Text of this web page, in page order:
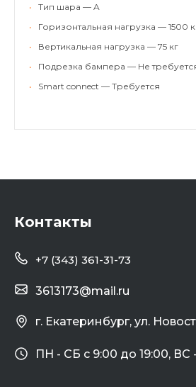
•
Тип шара — A
•
Горизонтальная нагрузка — 1500
•
Вертикальная нагрузка — 75 кг
•
Подрезка бампера — Не
•
Smart connect — Требуется
Контакты
+7 (343) 361-31-73
г. Екатеринбург, ул.
3613173@mail.ru
ПН - СБ с 9:00 до 19:00, ВС